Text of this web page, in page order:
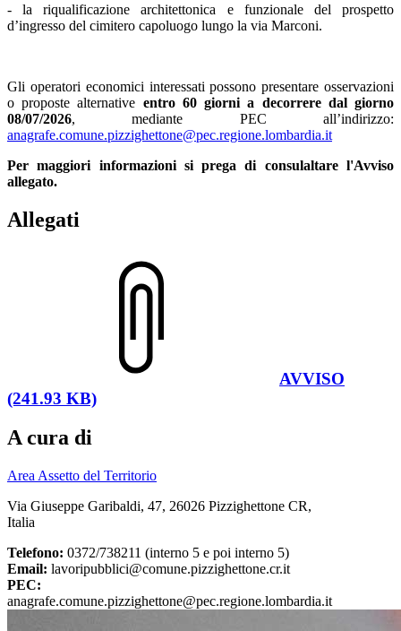
- la riqualificazione architettonica e funzionale del prospetto
d’ingresso del cimitero capoluogo lungo la via Marconi.
Gli operatori economici interessati possono presentare osservazioni
o proposte alternative entro 60 giorni a decorrere dal giorno
08/07/2026, mediante PEC all’indirizzo:
anagrafe.comune.pizzighettone@pec.regione.lombardia.it
Per maggiori informazioni si prega di consulaltare l'Avviso
allegato.
Allegati
AVVISO
(241.93 KB)
A cura di
Area Assetto del Territorio
Via Giuseppe Garibaldi, 47, 26026 Pizzighettone CR,
Italia
Telefono: 0372/738211 (interno 5 e poi interno 5)
Email: lavoripubblici@comune.pizzighettone.cr.it
PEC:
anagrafe.comune.pizzighettone@pec.regione.lombardia.it